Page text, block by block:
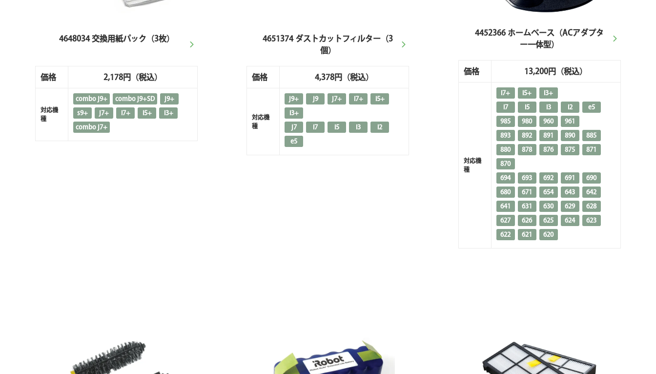
4648034 交換用紙パック（3枚）
価格 2,178円 （税込）
対応機
種
combo j9+ combo j9+SD j9+
s9+ j7+ i7+ i5+ i3+
combo j7+
4651374 ダストカットフィルター（3
個）
価格 4,378円 （税込）
対応機
種
j9+ j9 j7+ i7+ i5+
i3+
j7 i7 i5 i3 i2
e5
4452366 ホームベース（ACアダプタ
ー一体型）
価格 13,200円 （税込）
対応機
種
i7+ i5+ i3+
i7 i5 i3 i2 e5
985 980 960 961
893 892 891 890 885
880 878 876 875 871
870
694 693 692 691 690
680 671 654 643 642
641 631 630 629 628
627 626 625 624 623
622 621 620